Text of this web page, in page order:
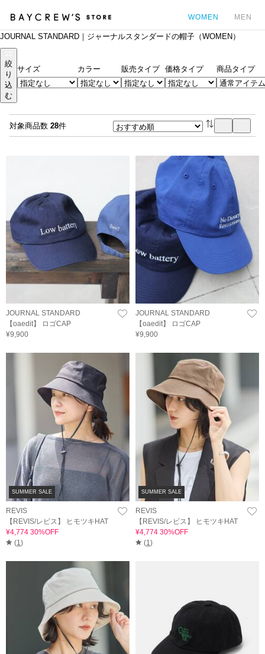
WOMEN MEN
JOURNAL STANDARD｜ジャーナルスタンダードの帽子（WOMEN）
絞
り
込
む
サイズ カラー 販売タイプ 価格タイプ 商品タイプ
対象商品数 28件
JOURNAL STANDARD
【oaedit】 ロゴCAP
¥9,900
JOURNAL STANDARD
【oaedit】 ロゴCAP
¥9,900
SUMMER SALE
REVIS
【REVIS/レビス】 ヒモツキHAT
¥4,774 30%OFF
(1)
SUMMER SALE
REVIS
【REVIS/レビス】 ヒモツキHAT
¥4,774 30%OFF
(1)